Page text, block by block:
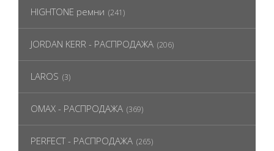
HIGHTONE ремни (241)
JORDAN KERR - РАСПРОДАЖА (206)
LAROS (3)
OMAX - РАСПРОДАЖА (369)
PERFECT - РАСПРОДАЖА (265)